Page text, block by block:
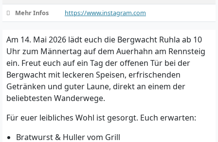
Mehr Infos
https://www.instagram.com
Am 14. Mai 2026 lädt euch die Bergwacht Ruhla ab 10
Uhr zum Männertag auf dem Auerhahn am Rennsteig
ein. Freut euch auf ein Tag der offenen Tür bei der
Bergwacht mit leckeren Speisen, erfrischenden
Getränken und guter Laune, direkt an einem der
beliebtesten Wanderwege.
Für euer leibliches Wohl ist gesorgt. Euch erwarten:
Bratwurst & Huller vom Grill